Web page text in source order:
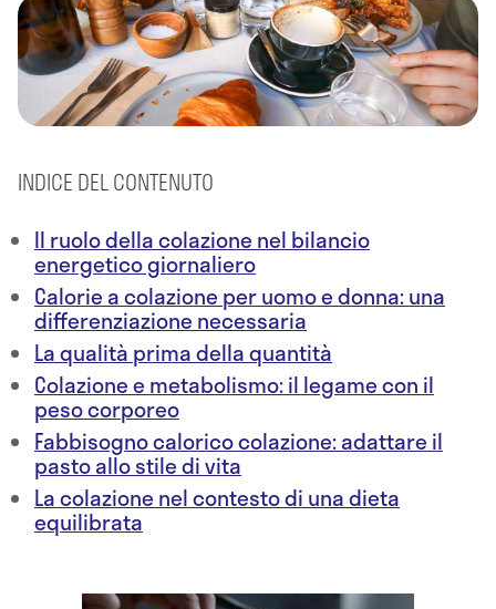
INDICE DEL CONTENUTO
Il ruolo della colazione nel bilancio
energetico giornaliero
Calorie a colazione per uomo e donna: una
differenziazione necessaria
La qualità prima della quantità
Colazione e metabolismo: il legame con il
peso corporeo
Fabbisogno calorico colazione: adattare il
pasto allo stile di vita
La colazione nel contesto di una dieta
equilibrata